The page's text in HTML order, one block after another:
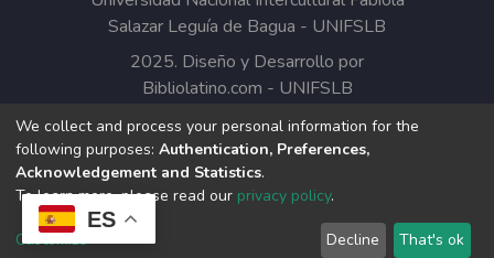
ES
Salazar Leguía de Bagua - UNIFSLB
2025. Diseño y Desarrollo por
Bibliolatino.com - UNIFSLB
Todos los contenidos del Repositorio
Institucional de la UNIFSLB están bajo la
Licencia Creative Commons.
We collect and process your personal information for the
following purposes: Authentication, Preferences,
Acknowledgement and Statistics.
To learn more, please read our privacy policy.
Customize Decline That's ok